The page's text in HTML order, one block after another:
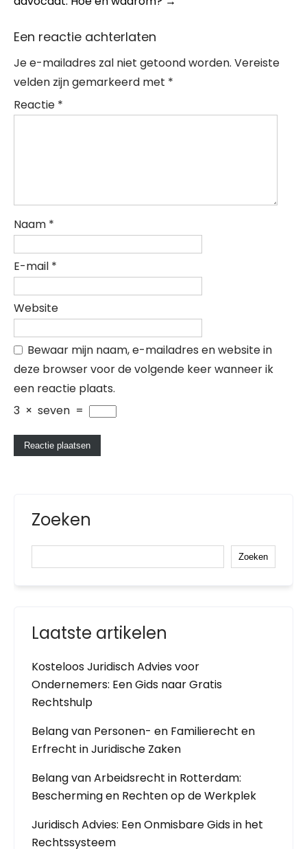
Een reactie achterlaten
Je e-mailadres zal niet getoond worden. Vereiste
velden zijn gemarkeerd met *
Reactie *
Naam *
E-mail *
Website
Bewaar mijn naam, e-mailadres en website in
deze browser voor de volgende keer wanneer ik
een reactie plaats.
3 × seven =
Zoeken
Zoeken
Laatste artikelen
Kosteloos Juridisch Advies voor
Ondernemers: Een Gids naar Gratis
Rechtshulp
Belang van Personen- en Familierecht en
Erfrecht in Juridische Zaken
Belang van Arbeidsrecht in Rotterdam:
Bescherming en Rechten op de Werkplek
Juridisch Advies: Een Onmisbare Gids in het
Rechtssysteem